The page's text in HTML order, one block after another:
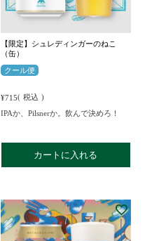
【限定】シュレディンガーのねこ
（缶）
クール便
¥715
税込
IPAか、Pilsnerか。飲んで決めろ！
カートに入れる